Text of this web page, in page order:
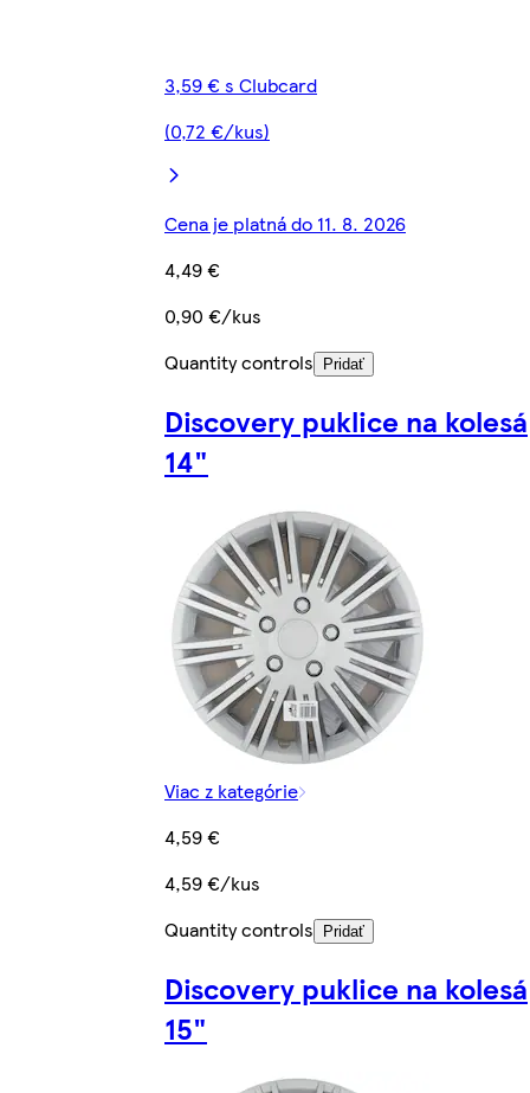
3,59 € s Clubcard
(0,72 €/kus)
Cena je platná do 11. 8. 2026
4,49 €
0,90 €/kus
Quantity controls
Pridať
Discovery puklice na kolesá
14"
Viac z kategórie
4,59 €
4,59 €/kus
Quantity controls
Pridať
Discovery puklice na kolesá
15"